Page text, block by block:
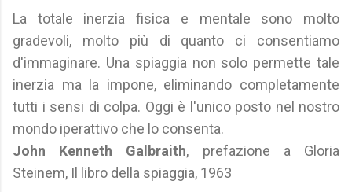
La totale inerzia fisica e mentale sono molto
gradevoli, molto più di quanto ci consentiamo
d'immaginare. Una spiaggia non solo permette tale
inerzia ma la impone, eliminando completamente
tutti i sensi di colpa. Oggi è l'unico posto nel nostro
mondo iperattivo che lo consenta.
John Kenneth Galbraith, prefazione a Gloria
Steinem, Il libro della spiaggia, 1963